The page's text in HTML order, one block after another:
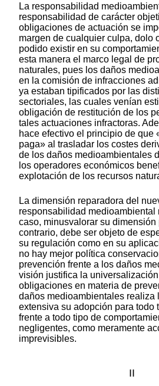
La responsabilidad
responsabilidad de carácter
obligaciones de actuación se
margen de cualquier culpa, dolo
podido existir en su
esta manera el marco legal de
naturales, pues los daños
en la comisión de infracciones
ya estaban tipificados por las
sectoriales, las cuales venían
obligación de restitución de los
tales actuaciones infractoras.
hace efectivo el principio de que
paga» al trasladar los costes
de los daños medioambientales
los operadores económicos
explotación de los recursos
La dimensión reparadora del
responsabilidad medioambiental
caso, minusvalorar su dimensión
contrario, debe ser objeto de
su regulación como en su
no hay mejor política
prevención frente a los daños
visión justifica la
obligaciones en materia de
daños medioambientales realiza
extensiva su adopción para todo
frente a todo tipo de
negligentes, como meramente
imprevisibles.
II